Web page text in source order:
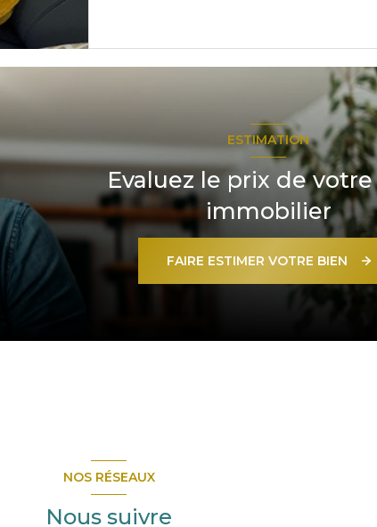
ESTIMATION
Evaluez le prix de
immobilier
FAIRE ESTIMER VOTRE BIEN
NOS RÉSEAUX
Nous suivre